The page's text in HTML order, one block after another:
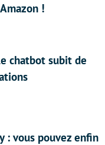
!
chatbot subit de
: vous pouvez enfin